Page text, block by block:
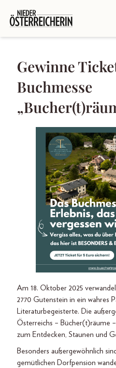
Gewinne
Buchmesse
Am 18. Oktober 2025
2770 Gutenstein in ein wahres
Literaturbegeisterte. Die
Österreichs – Bücher(t)räume
zum Entdecken, Staunen und
Besonders außergewöhnlich
gemütlichen Dorfpension